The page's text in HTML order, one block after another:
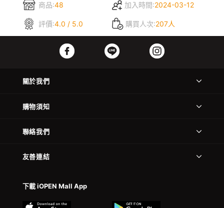
商品:48 加入時間:2024-03-12
評價:4.0 / 5.0 購買人次:207人
關於我們
購物須知
聯絡我們
友善連結
下載 iOPEN Mall App